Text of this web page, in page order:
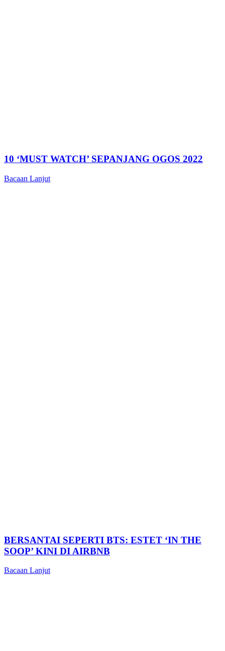
10 ‘MUST WATCH’ SEPANJANG OGOS 2022
Bacaan Lanjut
BERSANTAI SEPERTI BTS: ESTET ‘IN THE
SOOP’ KINI DI AIRBNB
Bacaan Lanjut